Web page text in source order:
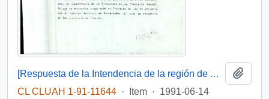
[Respuesta de la Intendencia de la región de Atacama a la solicitud de la Agrupación de Exonerados de Chañoral]
CL CLUAH 1-91-11644 · Item · 1991-06-14